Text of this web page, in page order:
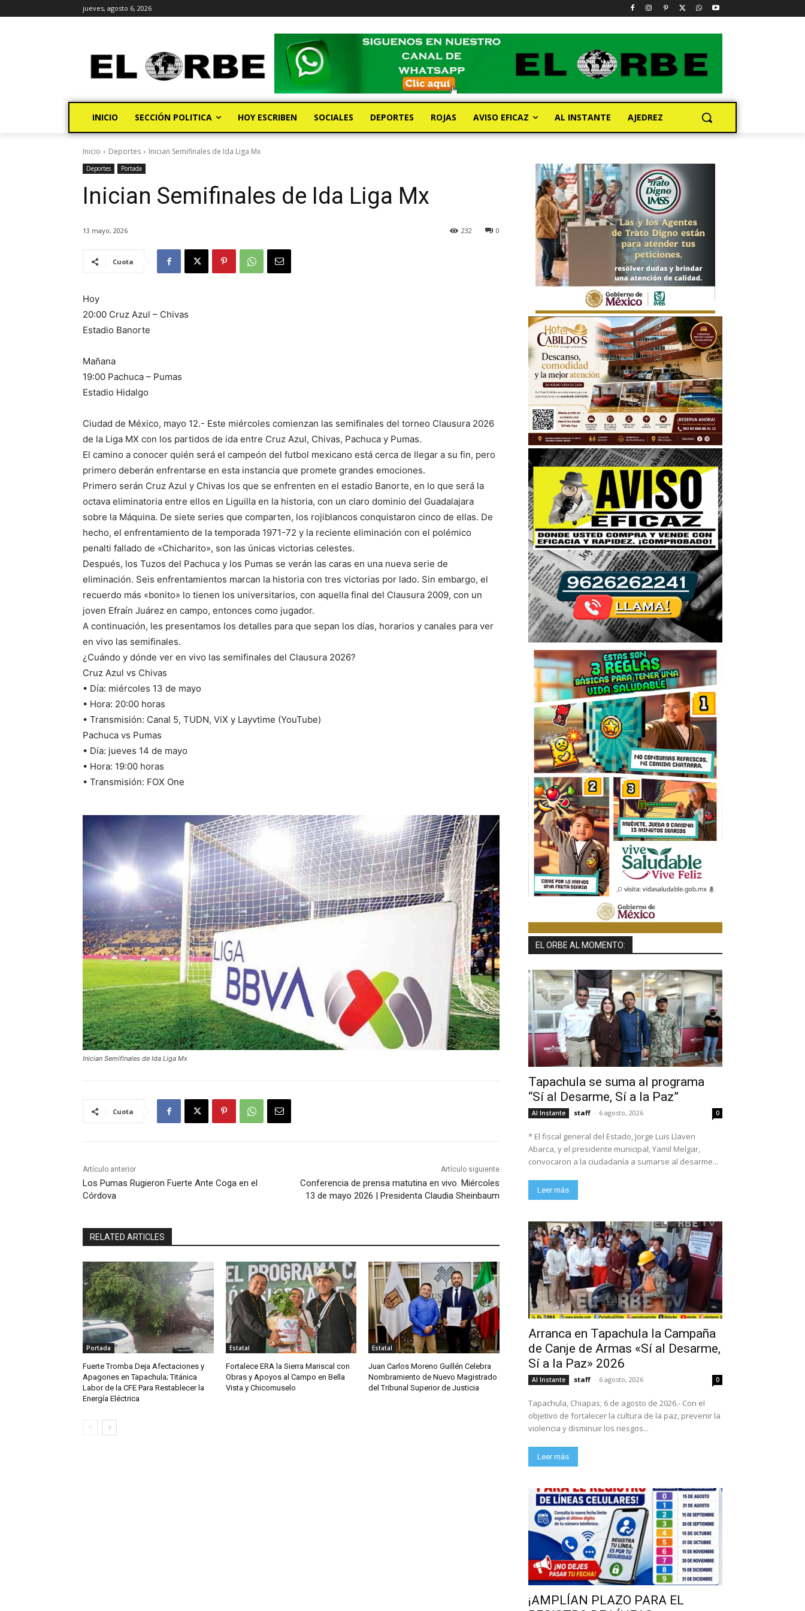
jueves, agosto 6, 2026
INICIO SECCIÓN POLITICA HOY ESCRIBEN SOCIALES DEPORTES ROJAS AVISO EFICAZ AL INSTANTE AJEDREZ
Inicio Deportes Inician Semifinales de Ida Liga Mx
Deportes Portada
Inician Semifinales de Ida Liga Mx
13 mayo, 2026 0
232
Cuota
Hoy
20:00 Cruz Azul – Chivas
Estadio Banorte
Mañana
19:00 Pachuca – Pumas
Estadio Hidalgo
Ciudad de México, mayo 12.- Este miércoles comienzan las semifinales del torneo Clausura 2026
de la Liga MX con los partidos de ida entre Cruz Azul, Chivas, Pachuca y Pumas.
El camino a conocer quién será el campeón del futbol mexicano está cerca de llegar a su fin, pero
primero deberán enfrentarse en esta instancia que promete grandes emociones.
Primero serán Cruz Azul y Chivas los que se enfrenten en el estadio Banorte, en lo que será la
octava eliminatoria entre ellos en Liguilla en la historia, con un claro dominio del Guadalajara
sobre la Máquina. De siete series que comparten, los rojiblancos conquistaron cinco de ellas. De
hecho, el enfrentamiento de la temporada 1971-72 y la reciente eliminación con el polémico
penalti fallado de «Chicharito», son las únicas victorias celestes.
Después, los Tuzos del Pachuca y los Pumas se verán las caras en una nueva serie de
eliminación. Seis enfrentamientos marcan la historia con tres victorias por lado. Sin embargo, el
recuerdo más «bonito» lo tienen los universitarios, con aquella final del Clausura 2009, con un
joven Efraín Juárez en campo, entonces como jugador.
A continuación, les presentamos los detalles para que sepan los días, horarios y canales para ver
en vivo las semifinales.
¿Cuándo y dónde ver en vivo las semifinales del Clausura 2026?
Cruz Azul vs Chivas
• Día: miércoles 13 de mayo
• Hora: 20:00 horas
• Transmisión: Canal 5, TUDN, ViX y Layvtime (YouTube)
Pachuca vs Pumas
• Día: jueves 14 de mayo
• Hora: 19:00 horas
• Transmisión: FOX One
Inician Semifinales de Ida Liga Mx
Cuota
Artículo anterior
Los Pumas Rugieron Fuerte Ante Coga en el
Córdova
Artículo siguiente
Conferencia de prensa matutina en vivo. Miércoles
13 de mayo 2026 | Presidenta Claudia Sheinbaum
RELATED ARTICLES
Portada
Fuerte Tromba Deja Afectaciones y
Apagones en Tapachula; Titánica
Labor de la CFE Para Restablecer la
Energía Eléctrica
Estatal
Fortalece ERA la Sierra Mariscal con
Obras y Apoyos al Campo en Bella
Vista y Chicomuselo
Estatal
Juan Carlos Moreno Guillén Celebra
Nombramiento de Nuevo Magistrado
del Tribunal Superior de Justicia
EL ORBE AL MOMENTO:
Tapachula se suma al programa
“Sí al Desarme, Sí a la Paz”
Al Instante staff - 6 agosto, 2026 0
* El fiscal general del Estado, Jorge Luis Llaven
Abarca, y el presidente municipal, Yamil Melgar,
convocaron a la ciudadanía a sumarse al desarme...
Leer más
Arranca en Tapachula la Campaña
de Canje de Armas «Sí al Desarme,
Sí a la Paz» 2026
Al Instante staff - 6 agosto, 2026 0
Tapachula, Chiapas; 6 de agosto de 2026.- Con el
objetivo de fortalecer la cultura de la paz, prevenir la
violencia y disminuir los riesgos...
Leer más
¡AMPLÍAN PLAZO PARA EL